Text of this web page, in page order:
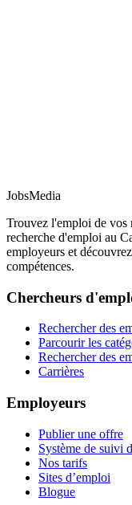
JobsMedia
Trouvez l'emploi de vos
recherche d'emploi au
employeurs et
compétences.
Chercheurs
Rechercher des
Parcourir les
Rechercher des
Carrières
Employeurs
Publier une offre
Système de suivi
Nos tarifs
Sites d’emploi
Blogue